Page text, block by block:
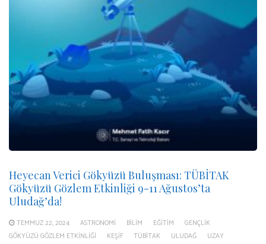
Heyecan Verici Gökyüzü Buluşması: TÜBİTAK
Gökyüzü Gözlem Etkinliği 9-11 Ağustos’ta
Uludağ’da!
TEMMUZ 22, 2024 ASTRONOMI BILIM EĞITIM
GENÇLIK
GÖKYÜZÜ GÖZLEM ETKINLIĞI
KEŞIF TÜBİTAK ULUDAĞ UZAY